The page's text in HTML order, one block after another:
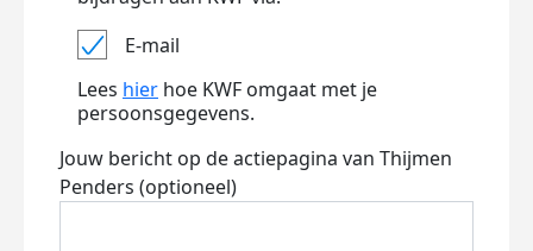
E-mail
Lees hier hoe KWF omgaat met je
persoonsgegevens.
Jouw bericht op de actiepagina van Thijmen
Penders (optioneel)